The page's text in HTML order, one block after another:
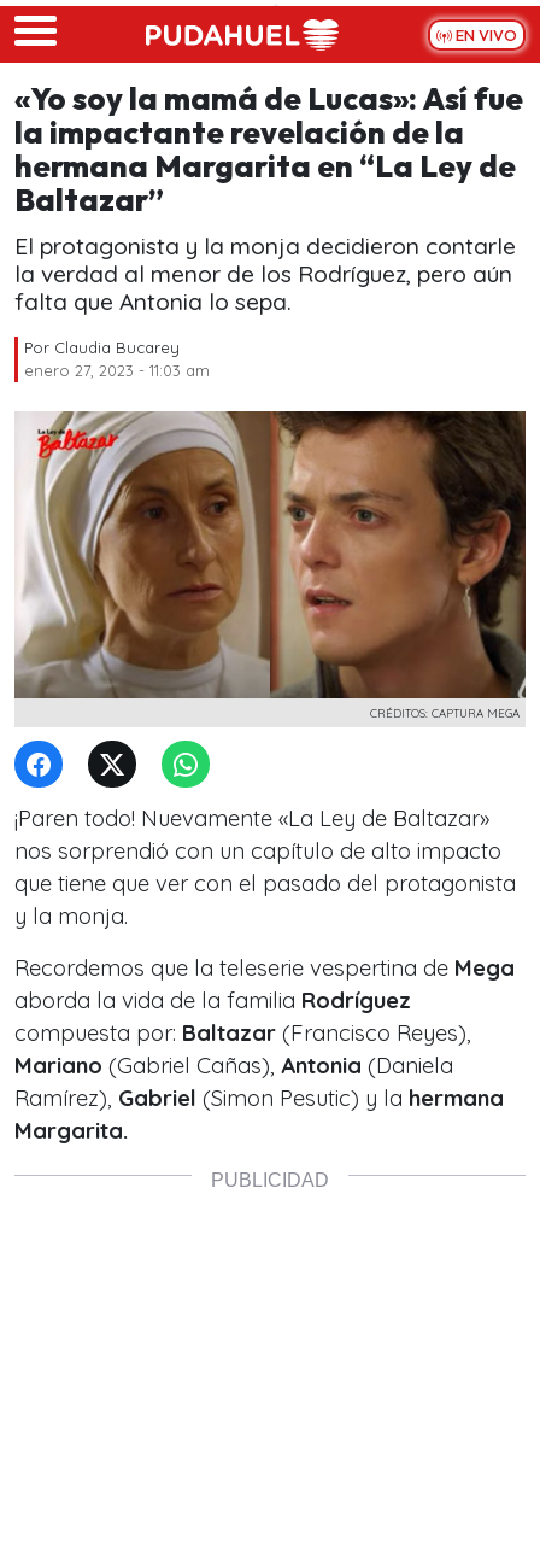
Skip to main content
EN VIVO
«Yo soy la mamá de Lucas»: Así fue
la impactante revelación de la
hermana Margarita en “La Ley de
Baltazar”
El protagonista y la monja decidieron contarle
la verdad al menor de los Rodríguez, pero aún
falta que Antonia lo sepa.
Por Claudia Bucarey
enero 27, 2023 - 11:03 am
CRÉDITOS: CAPTURA MEGA
¡Paren todo! Nuevamente «La Ley de Baltazar»
nos sorprendió con un capítulo de alto impacto
que tiene que ver con el pasado del protagonista
y la monja.
Recordemos que la teleserie vespertina de Mega
aborda la vida de la familia Rodríguez
compuesta por: Baltazar (Francisco Reyes),
Mariano (Gabriel Cañas), Antonia (Daniela
Ramírez), Gabriel (Simon Pesutic) y la hermana
Margarita.